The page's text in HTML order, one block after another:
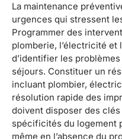
La maintenance
urgences qui stressent
Programmer des
plomberie, l’électricité
d’identifier les problèmes
séjours. Constituer un
incluant plombier,
résolution rapide des
doivent disposer des
spécificités du logement
même en l’absence du